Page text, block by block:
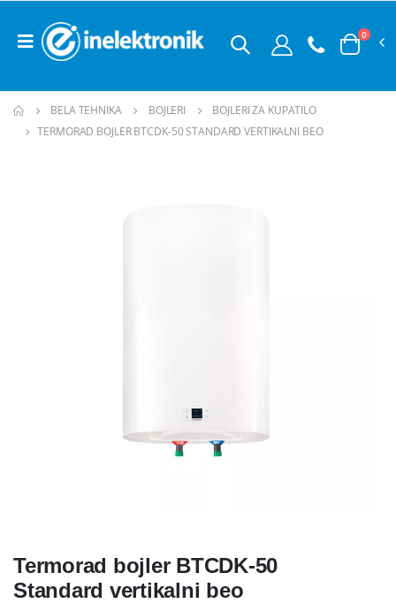
0
BELA TEHNIKA BOJLERI
BOJLERI ZA KUPATILO
TERMORAD BOJLER BTCDK-50 STANDARD VERTIKALNI BEO
Termorad bojler BTCDK-50
Standard vertikalni beo